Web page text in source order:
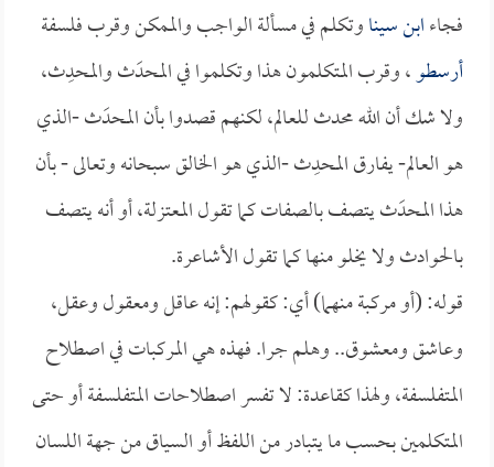
فجاءابن سيناوتكلم في مسألة الواجب والممكن وقرب فلسفة
أرسطو، وقرب المتكلمون هذا وتكلموا في المحدَث والمحدِث،
ولا شك أن الله محدث للعالم، لكنهم قصدوا بأن المحدَث -الذي
هو العالم- يفارق المحدِث -الذي هو الخالق سبحانه وتعالى - بأن
هذا المحدَث يتصف بالصفات كما تقول المعتزلة، أو أنه يتصف
بالحوادث ولا يخلو منها كما تقول الأشاعرة.
قوله: (أو مركبة منهما) أي: كقولهم: إنه عاقل ومعقول وعقل،
وعاشق ومعشوق.. وهلم جرا. فهذه هي المركبات في اصطلاح
المتفلسفة، ولهذا كقاعدة: لا تفسر اصطلاحات المتفلسفة أو حتى
المتكلمين بحسب ما يتبادر من اللفظ أو السياق من جهة اللسان